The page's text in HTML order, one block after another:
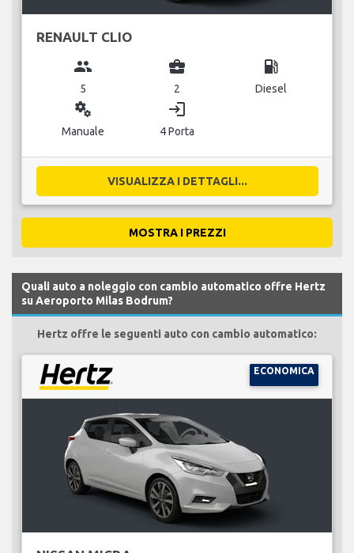
RENAULT CLIO
group
5
business_center
2
local_gas_station
Diesel
miscellaneous_services
Manuale
login
4 Porta
VISUALIZZA I DETTAGLI...
MOSTRA I PREZZI
Quali auto a noleggio con cambio automatico offre Hertz
su Aeroporto Milas Bodrum?
Hertz offre le seguenti auto con cambio automatico:
ECONOMICA